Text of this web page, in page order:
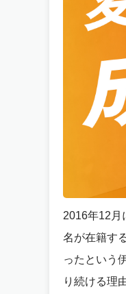
2016年12月
名が在籍す
ったという
り続ける理